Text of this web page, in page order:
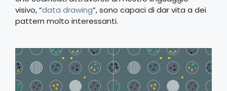
visivo, “data drawing”, sono capaci di dar vita a dei
pattern molto interessanti.